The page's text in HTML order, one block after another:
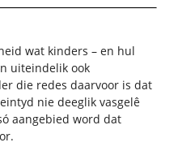
wat kinders – en hul
uiteindelik ook
die redes daarvoor is dat
nie deeglik vasgelê
aangebied word dat